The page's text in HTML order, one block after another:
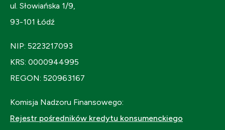
ul. Słowiańska 1/9,
93-101 Łódź
NIP: 5223217093
KRS: 0000944995
REGON: 520963167
Komisja Nadzoru Finansowego:
Rejestr pośredników kredytu konsumenckiego